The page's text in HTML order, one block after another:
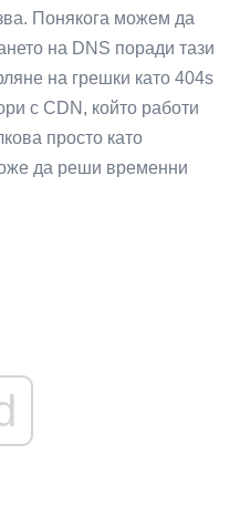
Понякога можем да
на DNS поради тази
на грешки като 404s
с CDN, който работи
просто като
да реши временни